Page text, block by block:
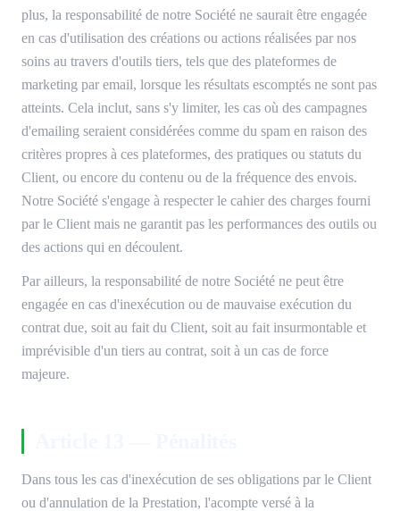
plus, la responsabilité de notre Société ne saurait être engagée
en cas d'utilisation des créations ou actions réalisées par nos
soins au travers d'outils tiers, tels que des plateformes de
marketing par email, lorsque les résultats escomptés ne sont pas
atteints. Cela inclut, sans s'y limiter, les cas où des campagnes
d'emailing seraient considérées comme du spam en raison des
critères propres à ces plateformes, des pratiques ou statuts du
Client, ou encore du contenu ou de la fréquence des envois.
Notre Société s'engage à respecter le cahier des charges fourni
par le Client mais ne garantit pas les performances des outils ou
des actions qui en découlent.
Par ailleurs, la responsabilité de notre Société ne peut être
engagée en cas d'inexécution ou de mauvaise exécution du
contrat due, soit au fait du Client, soit au fait insurmontable et
imprévisible d'un tiers au contrat, soit à un cas de force
majeure.
Dans tous les cas d'inexécution de ses obligations par le Client
ou d'annulation de la Prestation, l'acompte versé à la